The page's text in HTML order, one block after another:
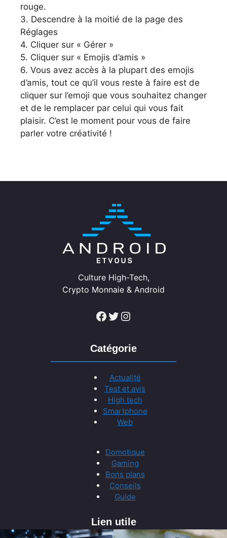
rouge.
3. Descendre à la moitié de la page des
Réglages
4. Cliquer sur « Gérer »
5. Cliquer sur « Emojis d’amis »
6. Vous avez accès à la plupart des emojis
d’amis, tout ce qu’il vous reste à faire est de
cliquer sur l’emoji que vous souhaitez changer
et de le remplacer par celui qui vous fait
plaisir. C’est le moment pour vous de faire
parler votre créativité !
Culture High-Tech,
Crypto Monnaie & Android
Facebook Twitter Instagram
Catégorie
Actualité
Test et avis
High tech
Smartphone
Web
Domotique
Gaming
Bons plans
Conseils
Guide
Lien utile